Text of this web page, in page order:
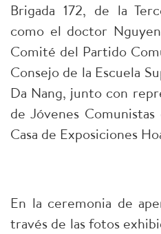
Brigada 172, de la
como el doctor
Comité del Partido
Consejo de la Escuela
Da Nang, junto con
de Jóvenes
Casa de Exposiciones
En la ceremonia de
través de las fotos